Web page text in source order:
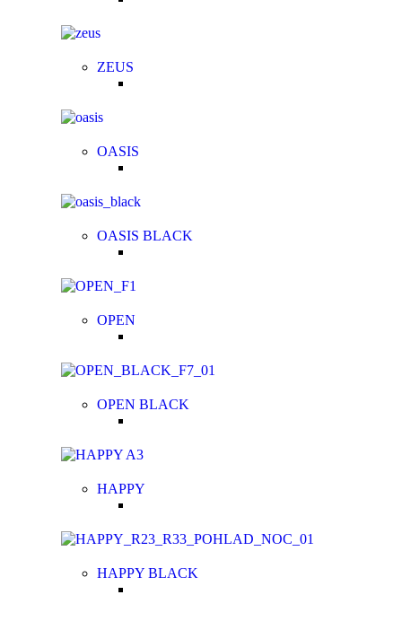
ZEUS
OASIS
OASIS BLACK
OPEN
OPEN BLACK
HAPPY
HAPPY BLACK